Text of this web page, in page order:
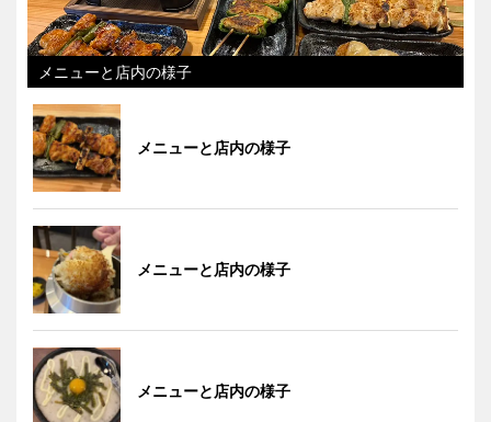
メニューと店内の様子
メニューと店内の様子
メニューと店内の様子
メニューと店内の様子